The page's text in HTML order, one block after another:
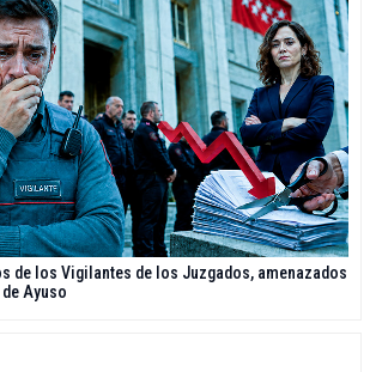
de los Vigilantes de los Juzgados, amenazados
Ayuso